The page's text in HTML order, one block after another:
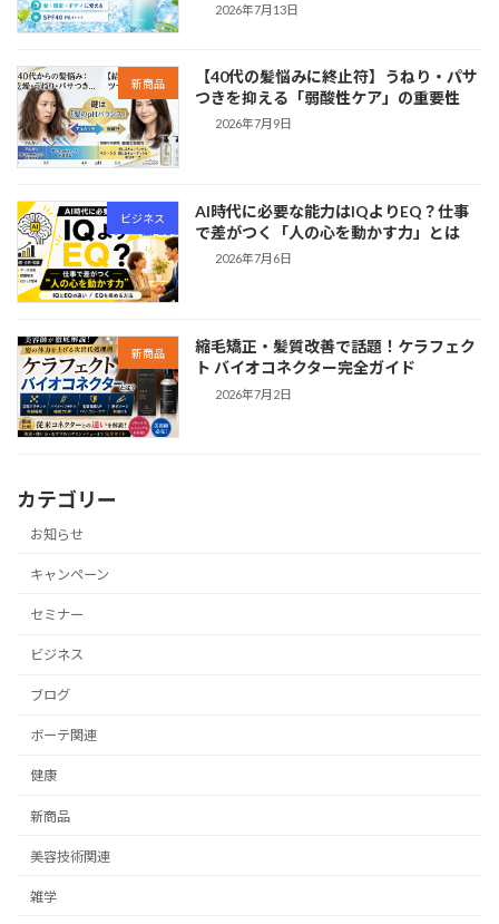
2026年7月13日
新商品
【40代の髪悩みに終止符】うねり・パサ
つきを抑える「弱酸性ケア」の重要性
2026年7月9日
ビジネス
AI時代に必要な能力はIQよりEQ？仕事
で差がつく「人の心を動かす力」とは
2026年7月6日
新商品
縮毛矯正・髪質改善で話題！ケラフェク
ト バイオコネクター完全ガイド
2026年7月2日
カテゴリー
お知らせ
キャンペーン
セミナー
ビジネス
ブログ
ボーテ関連
健康
新商品
美容技術関連
雑学